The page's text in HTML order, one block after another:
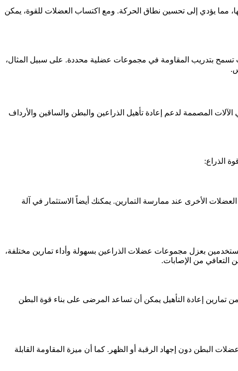
مما يؤدي إلى تحسين نطاق الحركة. ومع اكتساب العضلات للقوة، يمكن
حيث تسمح بتدريب المقاومة في مجموعات عضلية محددة. على سبيل المثال،
المصممة لدعم إعادة تأهيل الذراعين والبطن والساقين والأرداف
الذراع:
الأخرى عند ممارسة التمارين. يمكنك أيضاً الاستثمار في آلة
بعزل مجموعات عضلات الذراعين بسهولة وأداء تمارين مختلفة،
التعافي من الإصابات.
إعادة التأهيل يمكن أن تساعد المرضى على بناء قوة البطن
البطن دون إجهاد الرقبة أو الظهر. كما أن ميزة المقاومة القابلة